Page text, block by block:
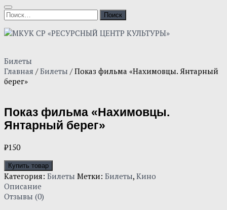
Найти:
Билеты
Главная /Билеты / Показ фильма «Нахимовцы. Янтарный
берег»
Показ фильма «Нахимовцы.
Янтарный берег»
₽150
Купить товар
Категория: Билеты Метки: Билеты, Кино
Описание
Отзывы (0)